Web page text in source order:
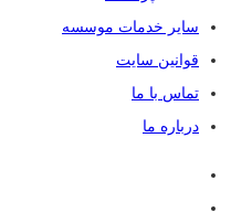
سایر خدمات موسسه
قوانین سایت
تماس با ما
درباره ما